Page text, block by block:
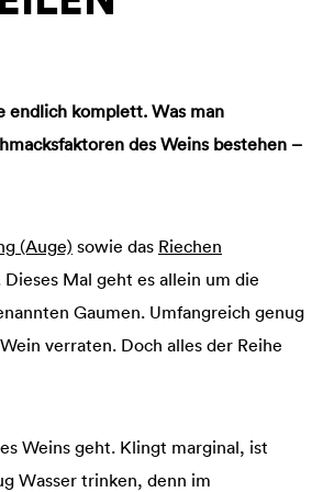
endlich komplett. Was man
des Weins bestehen –
(Auge) sowie das Riechen
Mal geht es allein um die
Gaumen. Umfangreich genug
verraten. Doch alles der Reihe
Weins geht. Klingt marginal, ist
Wasser trinken, denn im